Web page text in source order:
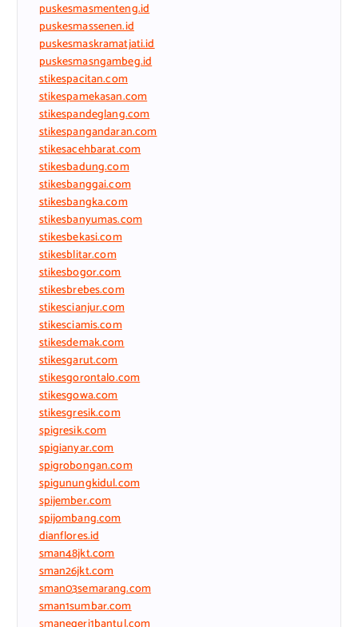
puskesmasmenteng.id
puskesmassenen.id
puskesmaskramatjati.id
puskesmasngambeg.id
stikespacitan.com
stikespamekasan.com
stikespandeglang.com
stikespangandaran.com
stikesacehbarat.com
stikesbadung.com
stikesbanggai.com
stikesbangka.com
stikesbanyumas.com
stikesbekasi.com
stikesblitar.com
stikesbogor.com
stikesbrebes.com
stikescianjur.com
stikesciamis.com
stikesdemak.com
stikesgarut.com
stikesgorontalo.com
stikesgowa.com
stikesgresik.com
spigresik.com
spigianyar.com
spigrobongan.com
spigunungkidul.com
spijember.com
spijombang.com
dianflores.id
sman48jkt.com
sman26jkt.com
sman03semarang.com
sman1sumbar.com